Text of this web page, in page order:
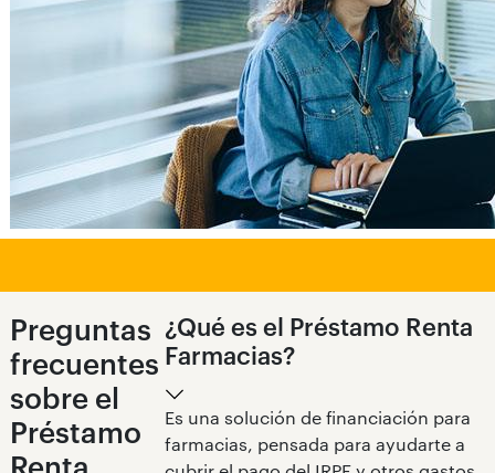
Preguntas
frecuentes
sobre el
Préstamo
¿Qué es el Préstamo Renta
Farmacias?
Es una solución de financiación para
farmacias, pensada para ayudarte a